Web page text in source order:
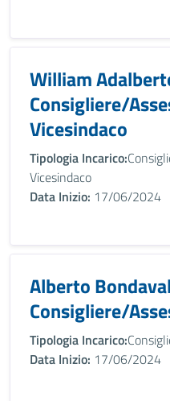
William
Consigliere/
Vicesindaco
Tipologia Incarico:
Vicesindaco
Data Inizio: 17/06/2024
Alberto
Consigliere/
Tipologia Incarico:
Data Inizio: 17/06/2024